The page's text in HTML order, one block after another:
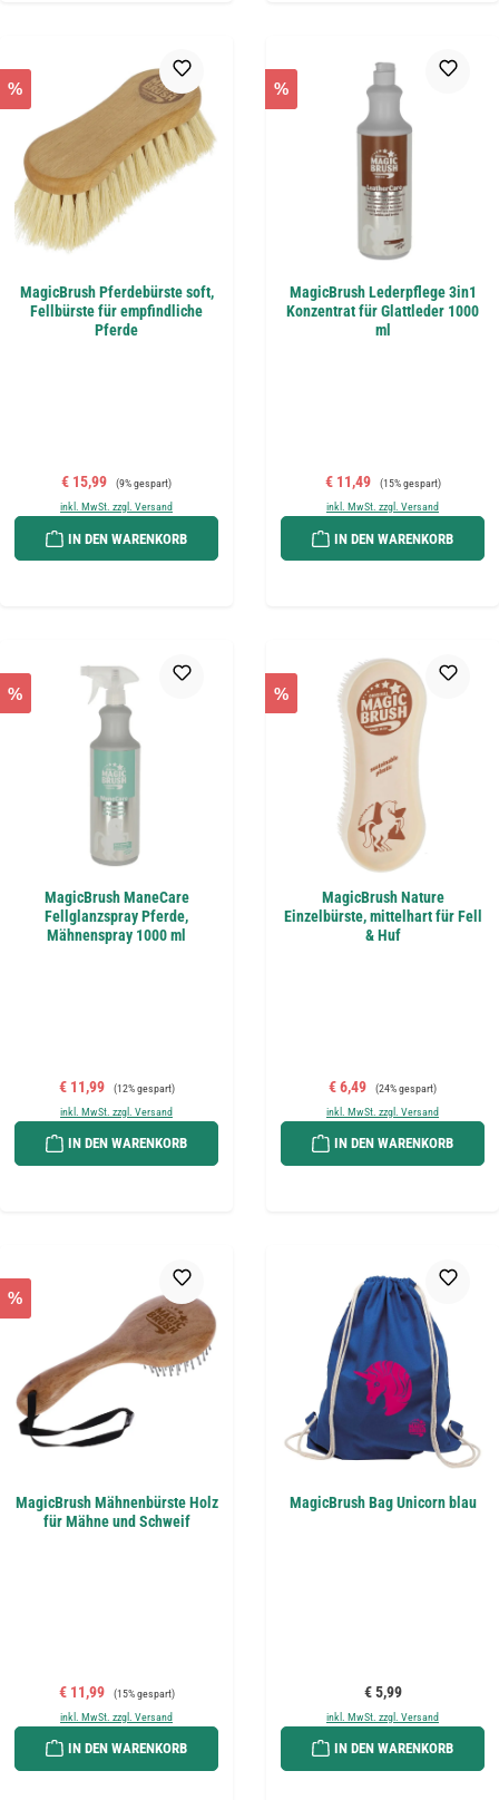
%
MagicBrush Pferdebürste soft,
Fellbürste für empfindliche
Pferde
Verkaufspreis:
€ 15,99 Regulärer Preis:
(9% gespart)
inkl. MwSt. zzgl. Versand
IN DEN WARENKORB
%
MagicBrush Lederpflege 3in1
Konzentrat für Glattleder 1000
ml
Verkaufspreis:
€ 11,49 Regulärer Preis:
(15% gespart)
inkl. MwSt. zzgl. Versand
IN DEN WARENKORB
%
MagicBrush ManeCare
Fellglanzspray Pferde,
Mähnenspray 1000 ml
Verkaufspreis:
€ 11,99 Regulärer Preis:
(12% gespart)
inkl. MwSt. zzgl. Versand
IN DEN WARENKORB
%
MagicBrush Nature
Einzelbürste, mittelhart für Fell
& Huf
Verkaufspreis:
€ 6,49 Regulärer Preis:
(24% gespart)
inkl. MwSt. zzgl. Versand
IN DEN WARENKORB
%
MagicBrush Mähnenbürste Holz
für Mähne und Schweif
Verkaufspreis:
€ 11,99 Regulärer Preis:
(15% gespart)
inkl. MwSt. zzgl. Versand
IN DEN WARENKORB
MagicBrush Bag Unicorn blau
Regulärer Preis:
€ 5,99
inkl. MwSt. zzgl. Versand
IN DEN WARENKORB